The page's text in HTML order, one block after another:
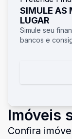
SIMULE AS
LUGAR
Simule seu
bancos e
Imóveis
Confira